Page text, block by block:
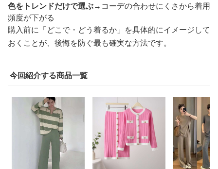
色をトレンドだけで選ぶ→コーデの合わせにくさから着用
頻度が下がる
購入前に「どこで・どう着るか」を具体的にイメージして
おくことが、後悔を防ぐ最も確実な方法です。
今回紹介する商品一覧